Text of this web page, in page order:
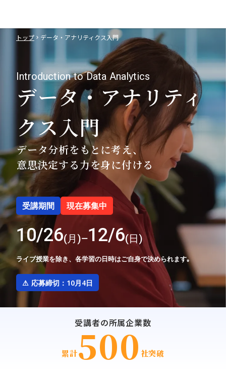
トップ keyboard_arrow_right データ・アナリティクス入門
Introduction to Data Analytics
データ・アナリティ
クス入門
データ分析をもとに考え、
意思決定する力を身に付ける
受講期間 現在募集中
10/26(月)ー12/6(日)
ライブ授業を除き、各学習の日時はご自身で決められます｡
⚠ 応募締切： 10月4日
受講者の所属企業数
累計500 社突破